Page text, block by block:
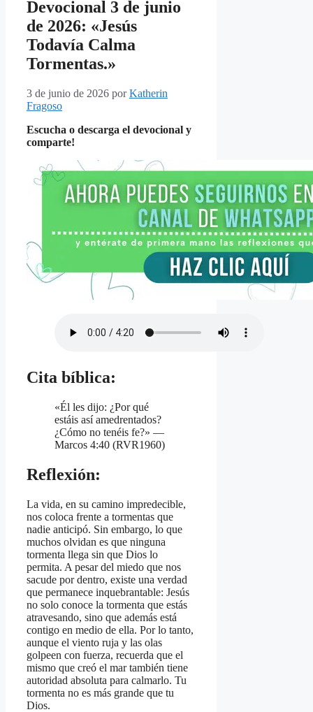
Devocional 3 de junio
de 2026: «Jesús
Todavía Calma
Tormentas.»
3 de junio de 2026 porKatherin
Fragoso
Escucha o descarga el devocional y
comparte!
Cita bíblica:
«Él les dijo: ¿Por qué
estáis así amedrentados?
¿Cómo no tenéis fe?» —
Marcos 4:40 (RVR1960)
Reflexión:
La vida, en su camino impredecible,
nos coloca frente a tormentas que
nadie anticipó. Sin embargo, lo que
muchos olvidan es que ninguna
tormenta llega sin que Dios lo
permita. A pesar del miedo que nos
sacude por dentro, existe una verdad
que permanece inquebrantable: Jesús
no solo conoce la tormenta que estás
atravesando, sino que además está
contigo en medio de ella. Por lo tanto,
aunque el viento ruja y las olas
golpeen con fuerza, recuerda que el
mismo que creó el mar también tiene
autoridad absoluta para calmarlo. Tu
tormenta no es más grande que tu
Dios.